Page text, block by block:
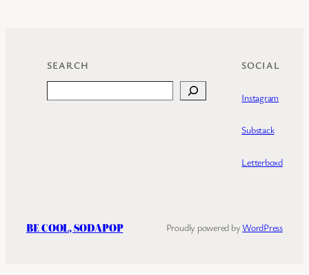
SEARCH SOCIAL
Instagram
Substack
Letterboxd
BE COOL, SODAPOP Proudly powered byWordPress